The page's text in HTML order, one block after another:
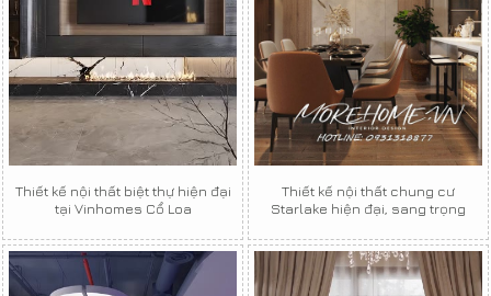
Thiết kế nội thất biệt thự hiện đại
tại Vinhomes Cổ Loa
Thiết kế nội thất chung cư
Starlake hiện đại, sang trọng